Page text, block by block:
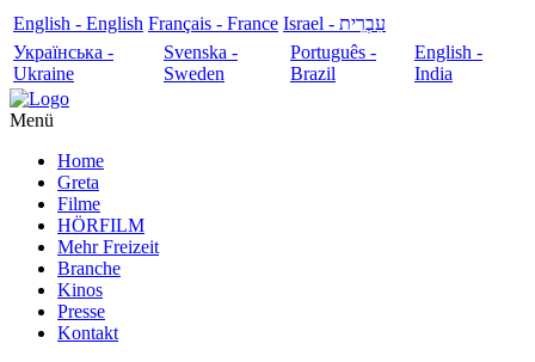
English - English Français - France
עִבְרִית - Israel
Українська -
Ukraine
Svenska -
Sweden
Português -
Brazil
English -
India
Menü
Home
Greta
Filme
HÖRFILM
Mehr Freizeit
Branche
Kinos
Presse
Kontakt